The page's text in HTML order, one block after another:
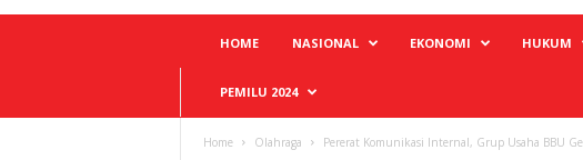
HOME NASIONAL EKONOMI HUKUM
PEMILU 2024
Home Olahraga Pererat Komunikasi Internal, Grup Usaha BBU